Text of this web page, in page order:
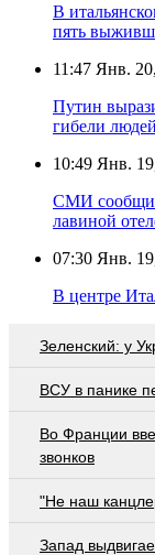
В
пять
11:47 Янв.
Путин
гибели
10:49 Янв.
СМИ
лавиной
07:30 Янв.
В центре
Зеленский: у
ВСУ в панике
Во Франции
звонков
"Не наш
Запад